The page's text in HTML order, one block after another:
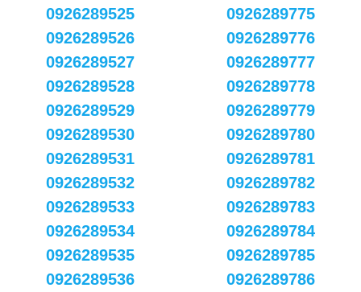
0926289525
0926289526
0926289527
0926289528
0926289529
0926289530
0926289531
0926289532
0926289533
0926289534
0926289535
0926289536
0926289775
0926289776
0926289777
0926289778
0926289779
0926289780
0926289781
0926289782
0926289783
0926289784
0926289785
0926289786